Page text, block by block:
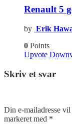
Renault 5
by Erik
0 Points
Upvote
Skriv et svar
Din e-mailadresse
markeret med *